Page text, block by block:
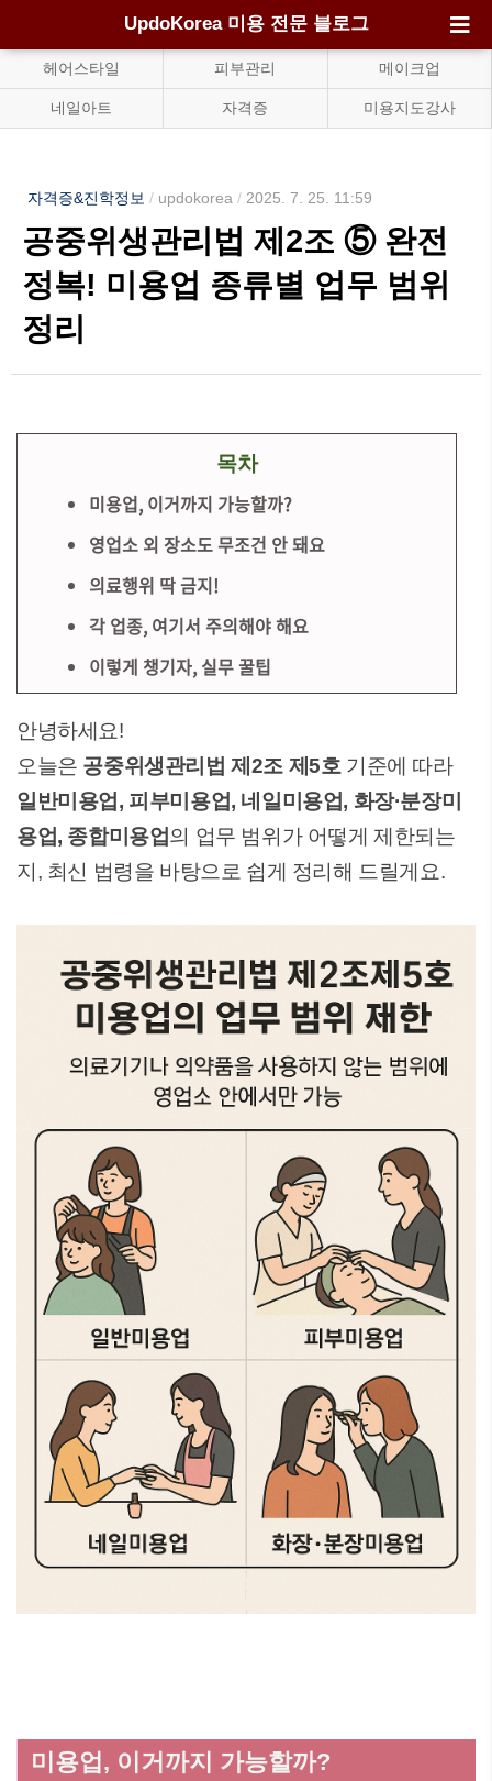
UpdoKorea 미용 전문 블로그
헤어스타일 피부관리 메이크업
네일아트 자격증 미용지도강사
자격증&진학정보 / updokorea / 2025. 7. 25. 11:59
공중위생관리법 제2조 ⑤ 완전
정복! 미용업 종류별 업무 범위
정리
목차
미용업, 이거까지 가능할까?
영업소 외 장소도 무조건 안 돼요
의료행위 딱 금지!
각 업종, 여기서 주의해야 해요
이렇게 챙기자, 실무 꿀팁
안녕하세요!
오늘은 공중위생관리법 제2조 제5호 기준에 따라
일반미용업, 피부미용업, 네일미용업, 화장·분장미
용업, 종합미용업의 업무 범위가 어떻게 제한되는
지, 최신 법령을 바탕으로 쉽게 정리해 드릴게요.
미용업, 이거까지 가능할까?